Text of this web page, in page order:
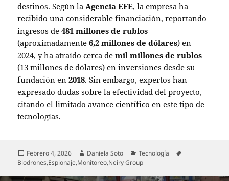
destinos. Según la Agencia EFE, la empresa ha
recibido una considerable financiación, reportando
ingresos de481 millones de rublos
(aproximadamente6,2 millones de dólares) en
2024, y ha atraído cerca demil millones de rublos
(13 millones de dólares) en inversiones desde su
fundación en2018. Sin embargo, expertos han
expresado dudas sobre la efectividad del proyecto,
citando el limitado avance científico en este tipo de
tecnologías.
Publicado
el
Febrero 4, 2026 Autor
Daniela Soto Categorías
Tecnología
Biodrones,Espionaje,Monitoreo,Neiry Group